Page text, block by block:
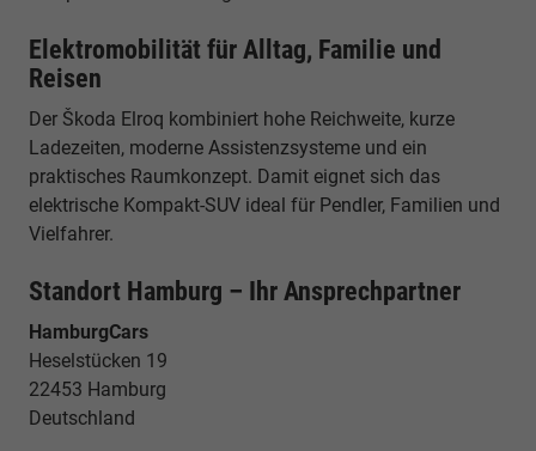
Elektromobilität für Alltag, Familie und
Reisen
Der Škoda Elroq kombiniert hohe Reichweite, kurze
Ladezeiten, moderne Assistenzsysteme und ein
praktisches Raumkonzept. Damit eignet sich das
elektrische Kompakt-SUV ideal für Pendler, Familien und
Vielfahrer.
Standort Hamburg – Ihr Ansprechpartner
HamburgCars
Heselstücken 19
22453 Hamburg
Deutschland